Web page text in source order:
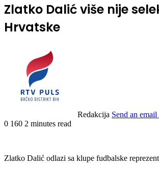
Zlatko Dalić više nije
Hrvatske
Redakcija Send an email
0 160 2 minutes read
Zlatko Dalić odlazi sa klupe fudbalske